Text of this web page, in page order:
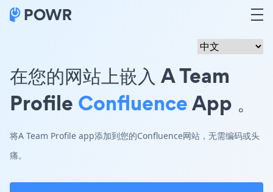
在您的网站上嵌入 A Team
Profile ConfluenceApp 。
将A Team Profile app添加到您的Confluence网站，无需编码或头
痛。